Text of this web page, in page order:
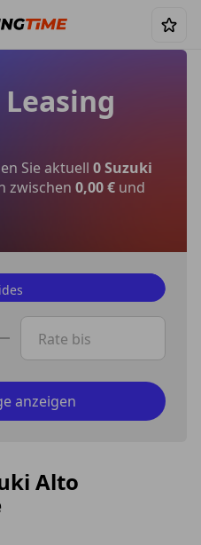
Sie aktuell 0 Suzuki
zwischen 0,00 € und
Rate bis
anzeigen
Alto